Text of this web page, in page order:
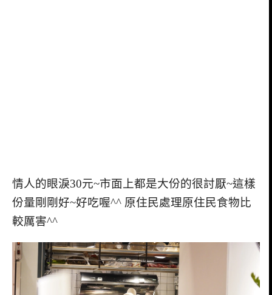
情人的眼淚30元~市面上都是大份的很討厭~這樣
份量剛剛好~好吃喔^^ 原住民處理原住民食物比
較厲害^^